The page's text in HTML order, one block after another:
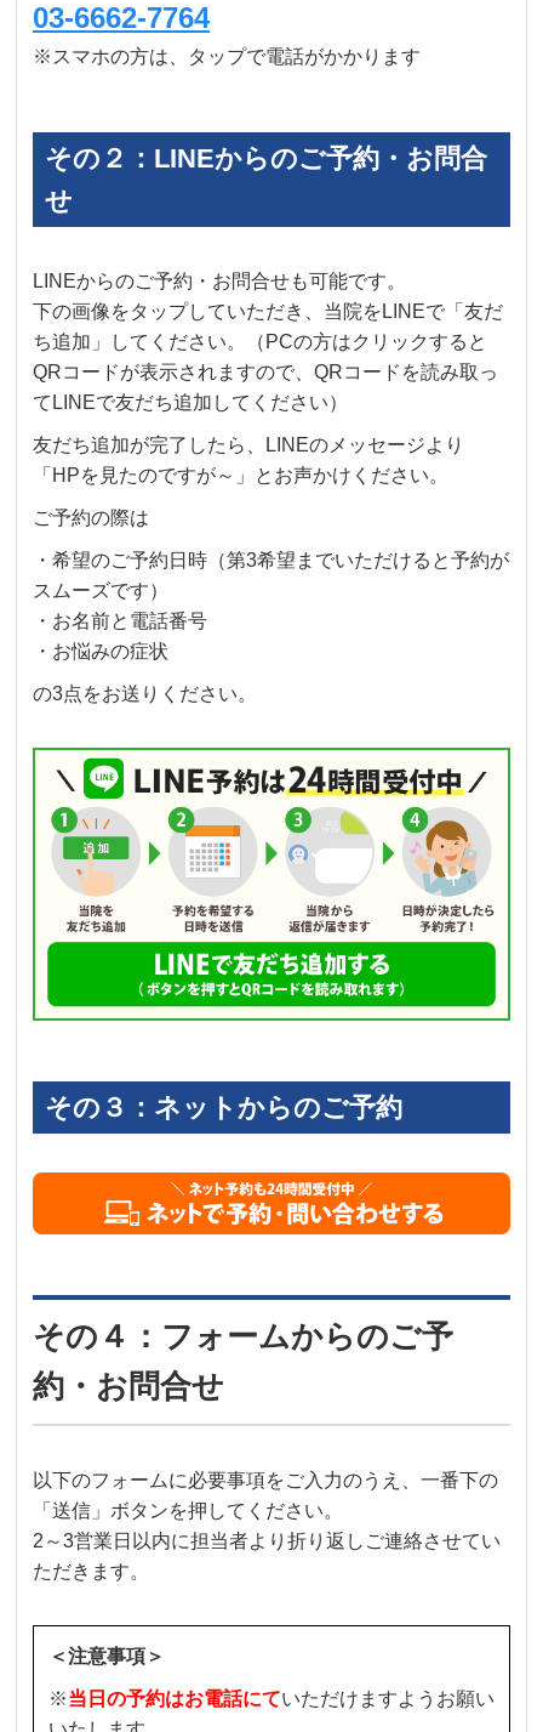
03-6662-7764
※スマホの方は、タップで電話がかかります
その２：LINEからのご予約・お問合
せ
LINEからのご予約・お問合せも可能です。
下の画像をタップしていただき、当院をLINEで「友だ
ち追加」してください。（PCの方はクリックすると
QRコードが表示されますので、QRコードを読み取っ
てLINEで友だち追加してください）
友だち追加が完了したら、LINEのメッセージより
「HPを見たのですが～」とお声かけください。
ご予約の際は
・希望のご予約日時（第3希望までいただけると予約が
スムーズです）
・お名前と電話番号
・お悩みの症状
の3点をお送りください。
その３：ネットからのご予約
その４：フォームからのご予
約・お問合せ
以下のフォームに必要事項をご入力のうえ、一番下の
「送信」ボタンを押してください。
2～3営業日以内に担当者より折り返しご連絡させてい
ただきます。
＜注意事項＞
※当日の予約はお電話にていただけますようお願い